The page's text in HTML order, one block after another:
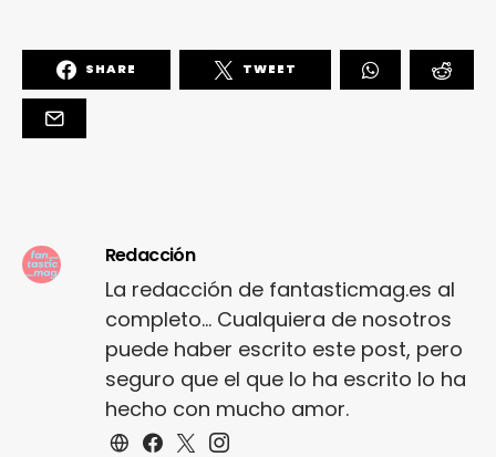
SHARE TWEET
Redacción
La redacción de fantasticmag.es al
completo... Cualquiera de nosotros
puede haber escrito este post, pero
seguro que el que lo ha escrito lo ha
hecho con mucho amor.